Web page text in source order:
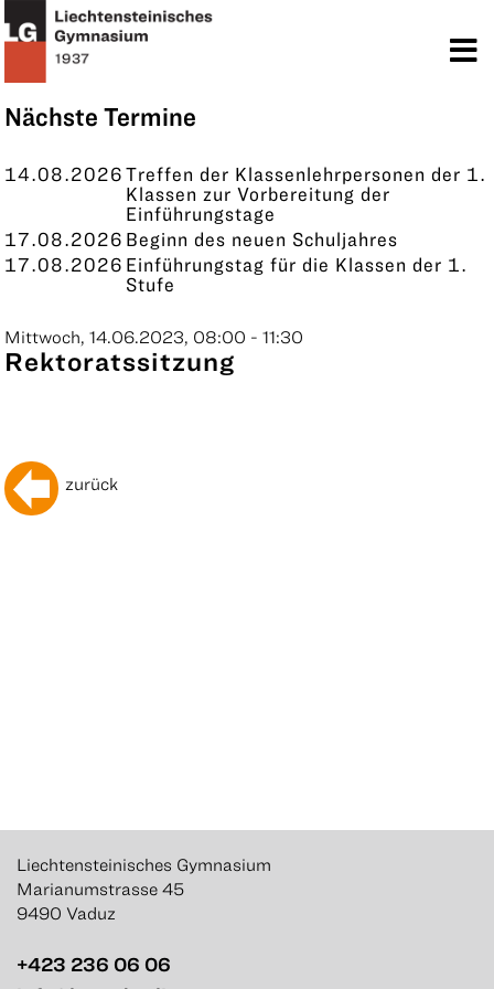
Nächste Termine
14.08.2026Treffen der Klassenlehrpersonen der 1.
Klassen zur Vorbereitung der
Einführungstage
17.08.2026 Beginn des neuen Schuljahres
17.08.2026 Einführungstag für die Klassen der 1.
Stufe
KONTAKT
Mittwoch, 14.06.2023, 08:00 - 11:30
Rektoratssitzung
zurück
Liechtensteinisches Gymnasium
Marianumstrasse 45
9490 Vaduz
+423 236 06 06